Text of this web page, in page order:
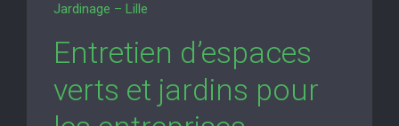
Jardinage – Lille
Entretien d’espaces
verts et jardins pour